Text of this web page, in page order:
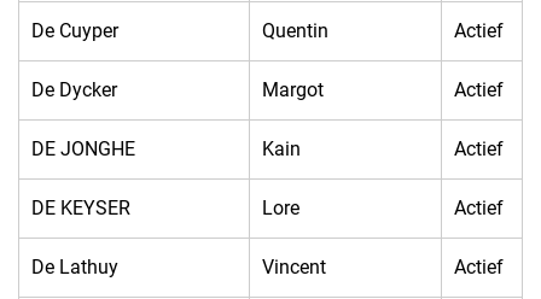
De Cuyper Quentin Actief
De Dycker Margot Actief
DE JONGHE Kain Actief
DE KEYSER Lore Actief
De Lathuy Vincent Actief